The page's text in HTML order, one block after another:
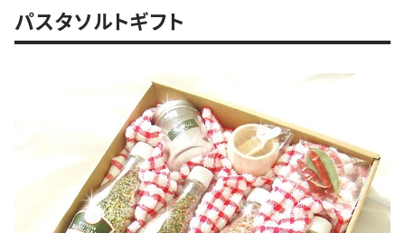
パスタソルトギフト